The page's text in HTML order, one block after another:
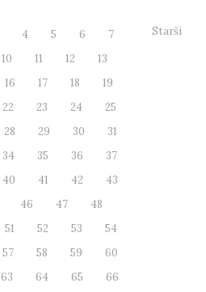
4 5 6
7
10 11 12
13
16 17 18
19
22 23 24
25
28 29 30
31
34 35 36
37
40 41 42
43
46 47
48
51 52 53
54
57 58 59
60
63 64 65
66
Starší